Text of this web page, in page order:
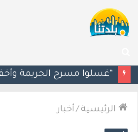
عن
الرئيسية / أخبار